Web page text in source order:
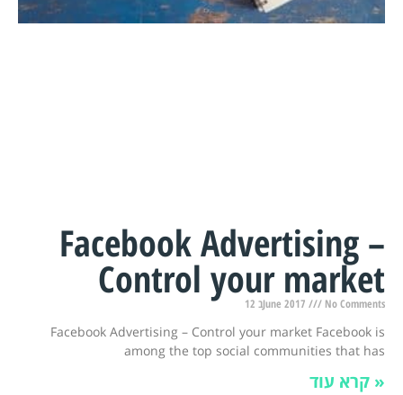
Facebook Advertising –
Control your market
12 בJune 2017 No Comments
Facebook Advertising – Control your market Facebook is
among the top social communities that has
קרא עוד »